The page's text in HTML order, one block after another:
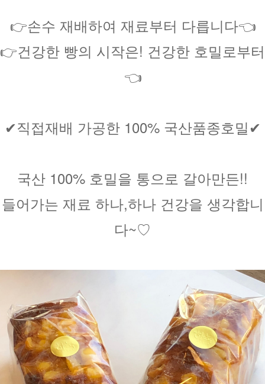
👉손수 재배하여 재료부터 다릅니다👈
👉건강한 빵의 시작은! 건강한 호밀로부터
👈
✔직접재배 가공한 100% 국산품종호밀✔
국산 100% 호밀을 통으로 갈아만든!!
들어가는 재료 하나,하나 건강을 생각합니
다~♡